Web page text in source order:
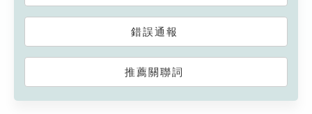
錯誤通報
推薦關聯詞